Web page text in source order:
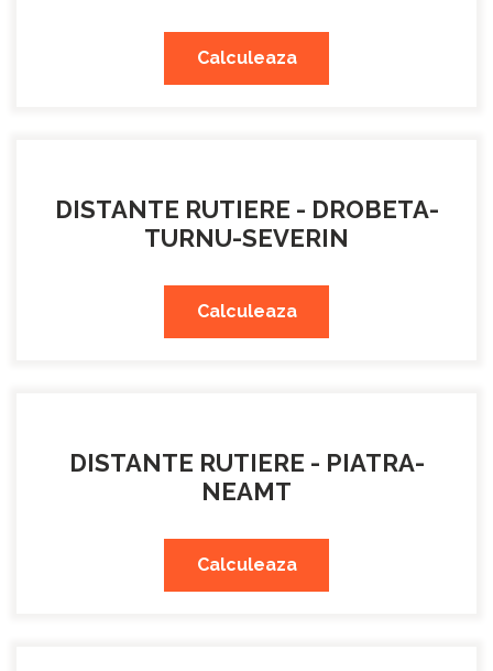
Calculeaza
DISTANTE RUTIERE - DROBETA-
TURNU-SEVERIN
Calculeaza
DISTANTE RUTIERE - PIATRA-
NEAMT
Calculeaza